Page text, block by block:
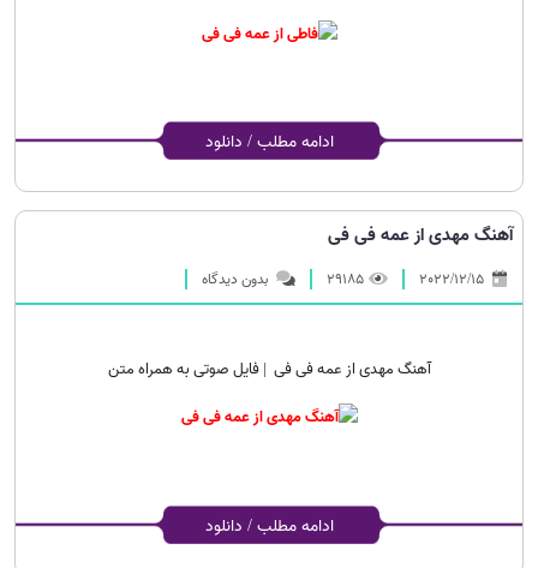
ادامه مطلب / دانلود
آهنگ مهدی از عمه فی فی
29185 بدون دیدگاه
آهنگ مهدی از عمه فی فی | فایل صوتی به همراه متن
ادامه مطلب / دانلود